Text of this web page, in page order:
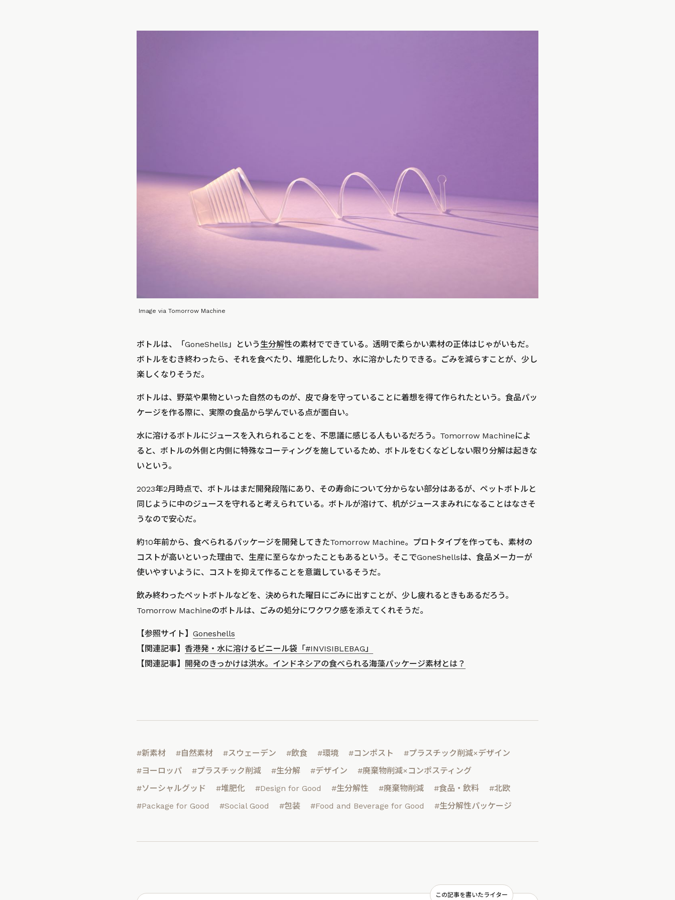
Image via Tomorrow Machine
ボトルは、「GoneShells」という 生分解性の素材でできている。透明で柔らかい素材の正体はじゃがいもだ。
ボトルをむき終わったら、それを食べたり、堆肥化したり、水に溶かしたりできる。ごみを減らすことが、少し
楽しくなりそうだ。
ボトルは、野菜や果物といった自然のものが、皮で身を守っていることに着想を得て作られたという。食品パッ
ケージを作る際に、実際の食品から学んでいる点が面白い。
水に溶けるボトルにジュースを入れられることを、不思議に感じる人もいるだろう。Tomorrow Machineによ
ると、ボトルの外側と内側に特殊なコーティングを施しているため、ボトルをむくなどしない限り分解は起きな
いという。
2023年2月時点で、ボトルはまだ開発段階にあり、その寿命について分からない部分はあるが、ペットボトルと
同じように中のジュースを守れると考えられている。ボトルが溶けて、机がジュースまみれになることはなさそ
うなので安心だ。
約10年前から、食べられるパッケージを開発してきたTomorrow Machine。プロトタイプを作っても、素材の
コストが高いといった理由で、生産に至らなかったこともあるという。そこでGoneShellsは、食品メーカーが
使いやすいように、コストを抑えて作ることを意識しているそうだ。
飲み終わったペットボトルなどを、決められた曜日にごみに出すことが、少し疲れるときもあるだろう。
Tomorrow Machineのボトルは、ごみの処分にワクワク感を添えてくれそうだ。
【参照サイト】 Goneshells
【関連記事】 香港発・水に溶けるビニール袋「#INVISIBLEBAG」
【関連記事】
開発のきっかけは洪水。インドネシアの食べられる海藻パッケージ素材とは？
#新素材 #自然素材 #スウェーデン #飲食 #環境 #コンポスト
#プラスチック削減×デザイン
#ヨーロッパ
#プラスチック削減 #生分解 #デザイン
#廃棄物削減×コンポスティング
#ソーシャルグッド
#堆肥化 #Design for Good #生分解性 #廃棄物削減 #食品・飲料
#北欧
#Package for Good
#Social Good #包装 #Food and Beverage for Good #生分解性パッケージ
この記事を書いたライター